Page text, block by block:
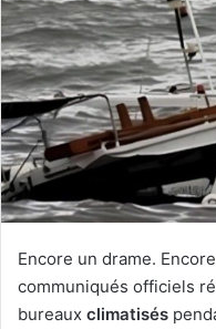
r
u
n
c
o
u
i
e
l
Encore un drame.
communiqués officiels
bureaux climatisés